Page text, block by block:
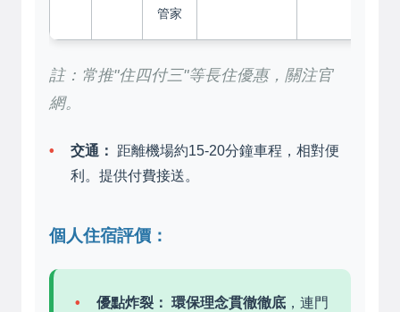
管家
註：常推"住四付三"等長住優惠，關注官
網。
交通：
距離機場約15-20分鐘車程，相對便
利。提供付費接送。
個人住宿評價：
優點炸裂： 環保理念貫徹徹底 ，連門